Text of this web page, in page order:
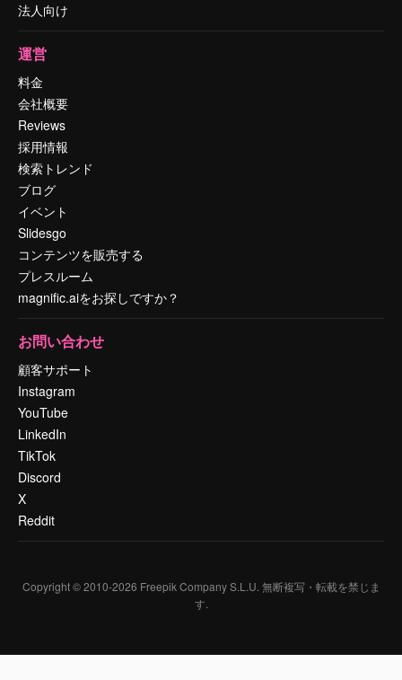
法人向け
運営
料金
会社概要
Reviews
採用情報
検索トレンド
ブログ
イベント
Slidesgo
コンテンツを販売する
プレスルーム
magnific.aiをお探しですか？
お問い合わせ
顧客サポート
Instagram
YouTube
LinkedIn
TikTok
Discord
X
Reddit
Copyright © 2010-2026 Freepik Company S.L.U. 無断複写・転載を禁じま
す.